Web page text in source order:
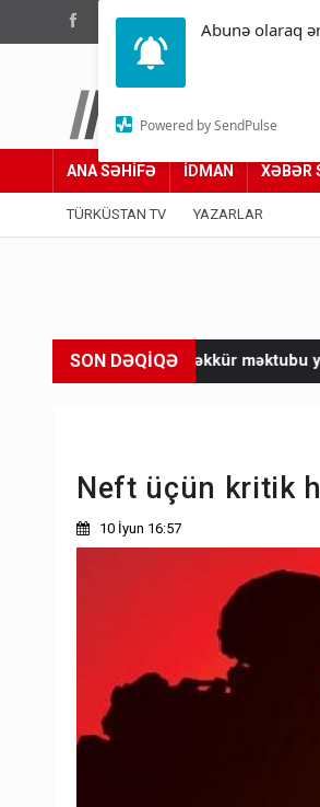
Abunə olaraq
Powered by SendPulse
Adımız yolumuzdur
ANA SƏHİFƏ İDMAN XƏBƏR
TÜRKÜSTAN TV YAZARLAR
SON DƏQİQƏ
məktubu yazdı "Qarabağ"
Neft üçün kritik
10 İyun 16:57